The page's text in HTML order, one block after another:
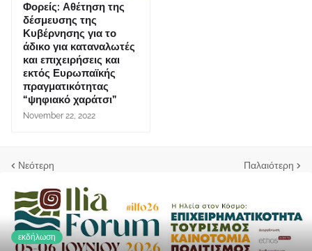
Φορείς: Αθέτηση της
δέσμευσης της
Κυβέρνησης για το
άδικο για καταναλωτές
και επιχειρήσεις και
εκτός Ευρωπαϊκής
πραγματικότητας
“ψηφιακό χαράτσι”
November 22, 2022
Νεότερη Παλαιότερη
εκδήλωση